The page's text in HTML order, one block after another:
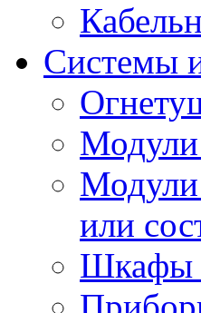
Системы
Модули
или
Шкафы